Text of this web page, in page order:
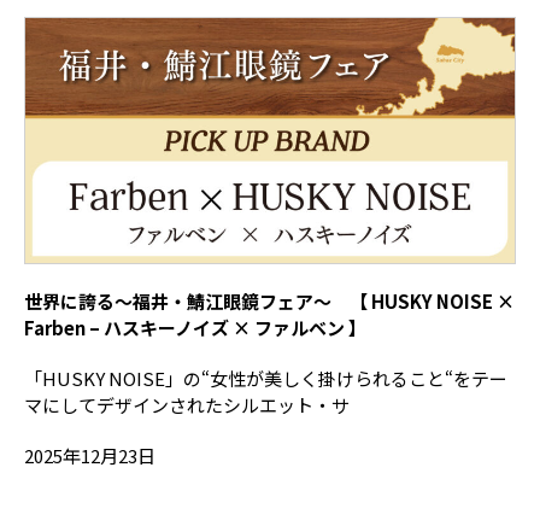
世界に誇る～福井・鯖江眼鏡フェア～ 【 HUSKY NOISE ×
Farben – ハスキーノイズ × ファルベン 】
「HUSKY NOISE」の“女性が美しく掛けられること“をテー
マにしてデザインされたシルエット・サ
2025年12月23日